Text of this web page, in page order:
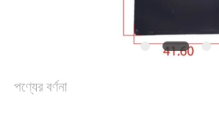
পণ্যের বর্ণনা